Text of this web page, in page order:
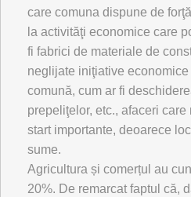
care comuna dispune de
la activităţi economice care
fi fabrici de materiale de
neglijate iniţiative
comună, cum ar fi
prepeliţelor, etc., afaceri
start importante, deoarece
sume.
Agricultura și comerțul au
20%. De remarcat faptul că,